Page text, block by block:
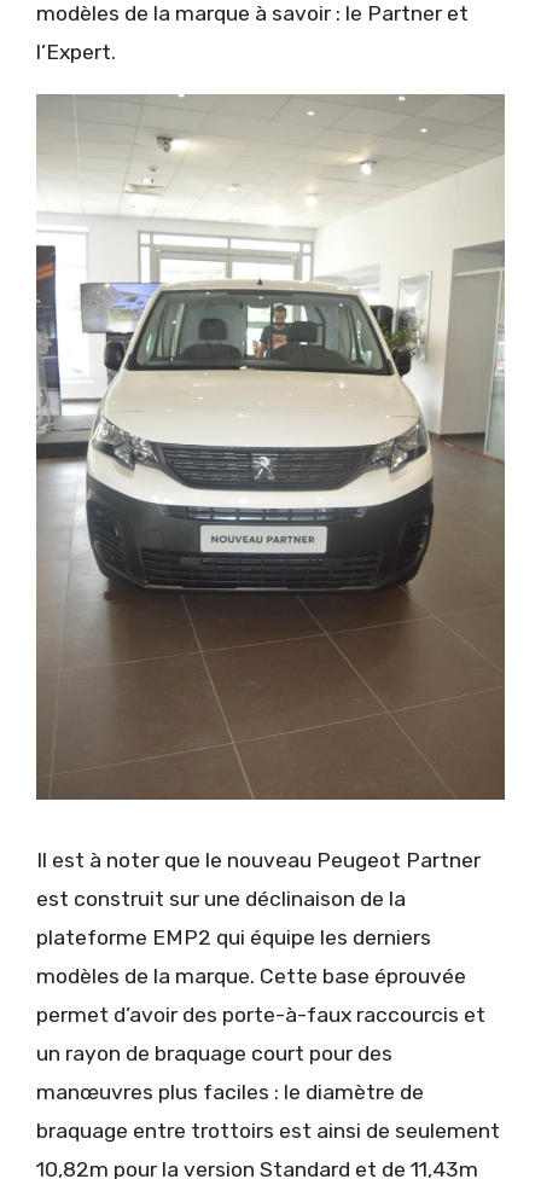
modèles de la marque à savoir : le Partner et
l’Expert.
Il est à noter que le nouveau Peugeot Partner
est construit sur une déclinaison de la
plateforme EMP2 qui équipe les derniers
modèles de la marque. Cette base éprouvée
permet d’avoir des porte-à-faux raccourcis et
un rayon de braquage court pour des
manœuvres plus faciles : le diamètre de
braquage entre trottoirs est ainsi de seulement
10,82m pour la version Standard et de 11,43m